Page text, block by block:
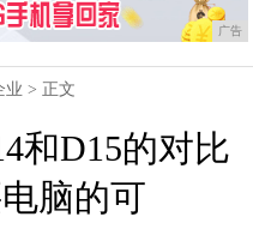
广告
业 > 正文
和D15的对比
脑的可